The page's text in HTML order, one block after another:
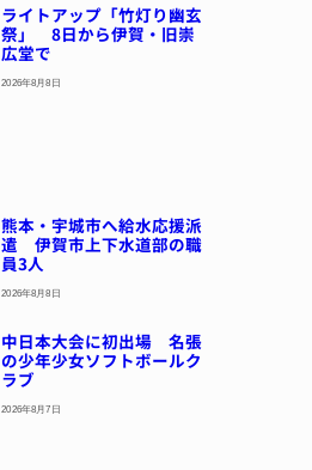
ライトアップ「竹灯り幽玄
祭」 8日から伊賀・旧崇
広堂で
2026年8月8日
熊本・宇城市へ給水応援派
遣 伊賀市上下水道部の職
員3人
2026年8月8日
中日本大会に初出場 名張
の少年少女ソフトボールク
ラブ
2026年8月7日